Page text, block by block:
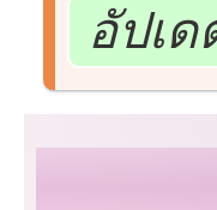
อัปเ